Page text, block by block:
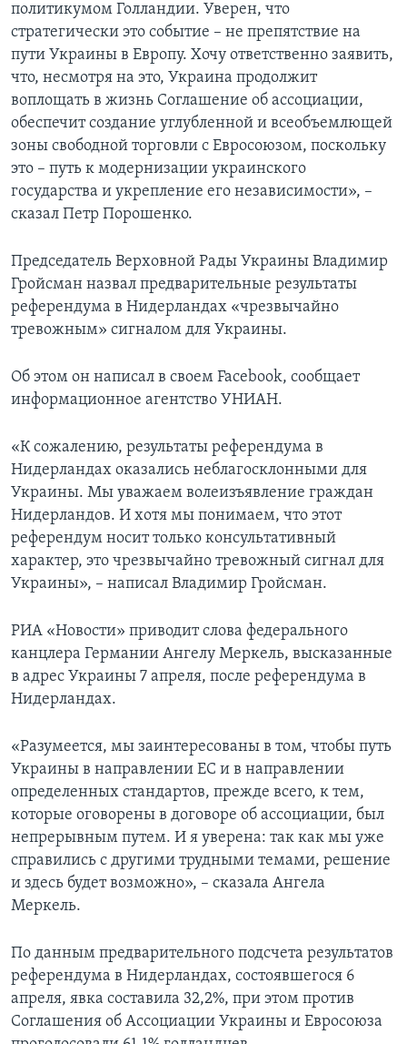
политикумом Голландии. Уверен, что
стратегически это событие – не препятствие на
пути Украины в Европу. Хочу ответственно заявить,
что, несмотря на это, Украина продолжит
воплощать в жизнь Соглашение об ассоциации,
обеспечит создание углубленной и всеобъемлющей
зоны свободной торговли с Евросоюзом, поскольку
это – путь к модернизации украинского
государства и укрепление его независимости», –
сказал Петр Порошенко.
Председатель Верховной Рады Украины Владимир
Гройсман назвал предварительные результаты
референдума в Нидерландах «чрезвычайно
тревожным» сигналом для Украины.
Об этом он написал в своем Facebook, сообщает
информационное агентство УНИАН.
«К сожалению, результаты референдума в
Нидерландах оказались неблагосклонными для
Украины. Мы уважаем волеизъявление граждан
Нидерландов. И хотя мы понимаем, что этот
референдум носит только консультативный
характер, это чрезвычайно тревожный сигнал для
Украины», – написал Владимир Гройсман.
РИА «Новости» приводит слова федерального
канцлера Германии Ангелу Меркель, высказанные
в адрес Украины 7 апреля, после референдума в
Нидерландах.
«Разумеется, мы заинтересованы в том, чтобы путь
Украины в направлении ЕС и в направлении
определенных стандартов, прежде всего, к тем,
которые оговорены в договоре об ассоциации, был
непрерывным путем. И я уверена: так как мы уже
справились с другими трудными темами, решение
и здесь будет возможно», – сказала Ангела
Меркель.
По данным предварительного подсчета результатов
референдума в Нидерландах, состоявшегося 6
апреля, явка составила 32,2%, при этом против
Соглашения об Ассоциации Украины и Евросоюза